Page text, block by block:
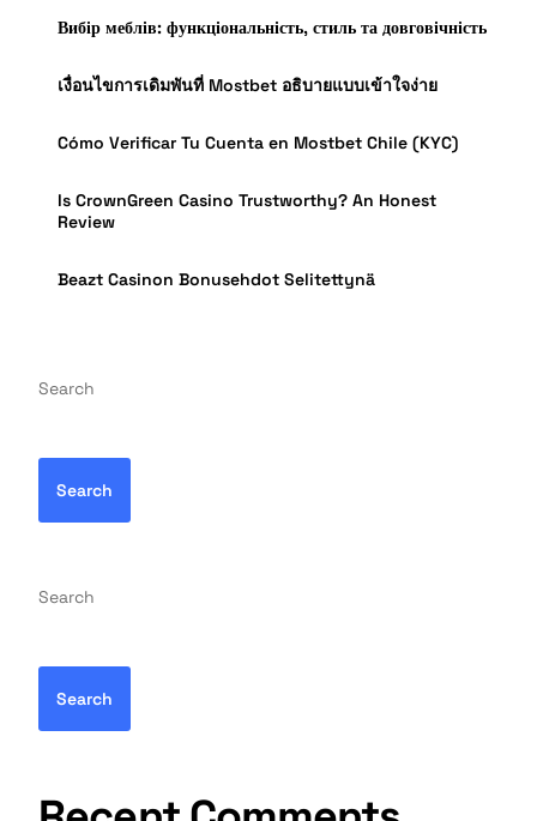
Вибір меблів: функціональність, стиль та довговічність
เงื่อนไขการเดิมพันที่ Mostbet อธิบายแบบเข้าใจง่าย
Cómo Verificar Tu Cuenta en Mostbet Chile (KYC)
Is CrownGreen Casino Trustworthy? An Honest
Review
Beazt Casinon Bonusehdot Selitettynä
Search
Search
Search
Search